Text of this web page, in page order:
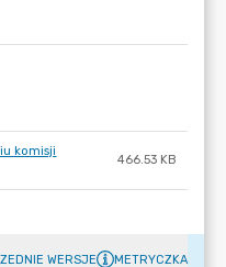
komisji
466.53 KB
WERSJE METRYCZKA